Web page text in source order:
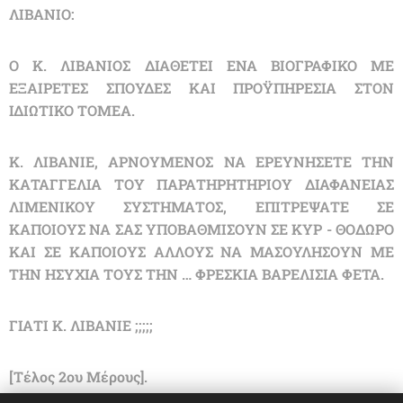
ΛΙΒΑΝΙΟ:
Ο Κ. ΛΙΒΑΝΙΟΣ ΔΙΑΘΕΤΕΙ ΕΝΑ ΒΙΟΓΡΑΦΙΚΟ ΜΕ
ΕΞΑΙΡΕΤΕΣ ΣΠΟΥΔΕΣ ΚΑΙ ΠΡΟΫΠΗΡΕΣΙΑ ΣΤΟΝ
ΙΔΙΩΤΙΚΟ ΤΟΜΕΑ.
Κ. ΛΙΒΑΝΙΕ, ΑΡΝΟΥΜΕΝΟΣ ΝΑ ΕΡΕΥΝΗΣΕΤΕ ΤΗΝ
ΚΑΤΑΓΓΕΛΙΑ ΤΟΥ ΠΑΡΑΤΗΡΗΤΗΡΙΟΥ ΔΙΑΦΑΝΕΙΑΣ
ΛΙΜΕΝΙΚΟΥ ΣΥΣΤΗΜΑΤΟΣ, ΕΠΙΤΡΕΨΑΤΕ ΣΕ
ΚΑΠΟΙΟΥΣ ΝΑ ΣΑΣ ΥΠΟΒΑΘΜΙΣΟΥΝ ΣΕ ΚΥΡ - ΘΟΔΩΡΟ
ΚΑΙ ΣΕ ΚΑΠΟΙΟΥΣ ΑΛΛΟΥΣ ΝΑ ΜΑΣΟΥΛΗΣΟΥΝ ΜΕ
ΤΗΝ ΗΣΥΧΙΑ ΤΟΥΣ ΤΗΝ … ΦΡΕΣΚΙΑ ΒΑΡΕΛΙΣΙΑ ΦΕΤΑ.
ΓΙΑΤΙ Κ. ΛΙΒΑΝΙΕ ;;;;;
[Τέλος 2ου Μέρους].